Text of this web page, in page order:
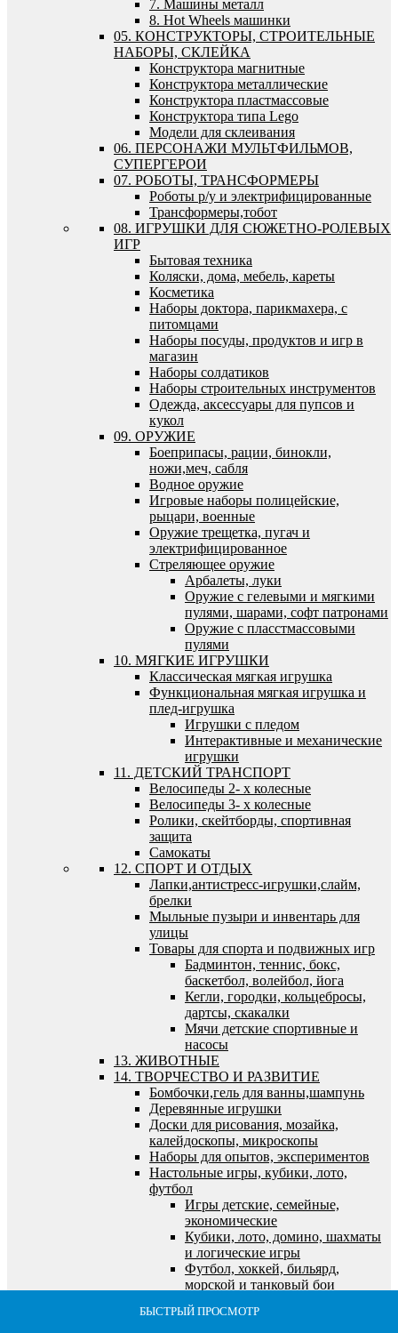
БЫСТРЫЙ ПРОСМОТР
БЫСТРЫЙ ПРОСМОТР
БЫСТРЫЙ ПРОСМОТР
БЫСТРЫЙ ПРОСМОТР
БЫСТРЫЙ ПРОСМОТР
7. Машины металл
8. Hot Wheels машинки
05. КОНСТРУКТОРЫ, СТРОИТЕЛЬНЫЕ
НАБОРЫ, СКЛЕЙКА
Конструктора магнитные
Конструктора металлические
Конструктора пластмассовые
Конструктора типа Lego
Модели для склеивания
06. ПЕРСОНАЖИ МУЛЬТФИЛЬМОВ,
СУПЕРГЕРОИ
07. РОБОТЫ, ТРАНСФОРМЕРЫ
Роботы р/у и электрифицированные
Трансформеры,тобот
08. ИГРУШКИ ДЛЯ СЮЖЕТНО-РОЛЕВЫХ
ИГР
Бытовая техника
Коляски, дома, мебель, кареты
Косметика
Наборы доктора, парикмахера, с
питомцами
Наборы посуды, продуктов и игр в
магазин
Наборы солдатиков
Наборы строительных инструментов
Одежда, аксессуары для пупсов и
кукол
09. ОРУЖИЕ
Боеприпасы, рации, бинокли,
ножи,меч, сабля
Водное оружие
Игровые наборы полицейские,
рыцари, военные
Оружие трещетка, пугач и
электрифицированное
Стреляющее оружие
Арбалеты, луки
Оружие с гелевыми и мягкими
пулями, шарами, софт патронами
Оружие с пласстмассовыми
пулями
10. МЯГКИЕ ИГРУШКИ
Классическая мягкая игрушка
Функциональная мягкая игрушка и
плед-игрушка
Игрушки с пледом
Интерактивные и механические
игрушки
11. ДЕТСКИЙ ТРАНСПОРТ
Велосипеды 2- х колесные
Велосипеды 3- х колесные
Ролики, скейтборды, спортивная
защита
Самокаты
12. СПОРТ И ОТДЫХ
Лапки,антистресс-игрушки,слайм,
брелки
Мыльные пузыри и инвентарь для
улицы
Товары для спорта и подвижных игр
Бадминтон, теннис, бокс,
баскетбол, волейбол, йога
Кегли, городки, кольцебросы,
дартсы, скакалки
Мячи детские спортивные и
насосы
13. ЖИВОТНЫЕ
14. ТВОРЧЕСТВО И РАЗВИТИЕ
Бомбочки,гель для ванны,шампунь
Деревянные игрушки
Доски для рисования, мозайка,
калейдоскопы, микроскопы
Наборы для опытов, экспериментов
Настольные игры, кубики, лото,
футбол
Игры детские, семейные,
экономические
Кубики, лото, домино, шахматы
и логические игры
Футбол, хоккей, бильярд,
морской и танковый бои
алмазная мозайка